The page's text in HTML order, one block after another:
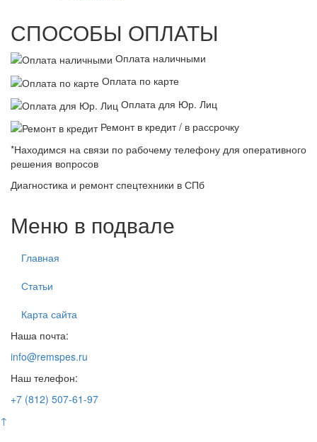
СПОСОБЫ ОПЛАТЫ
Оплата наличными
Оплата по карте
Оплата для Юр. Лиц
Ремонт в кредит / в рассрочку
*Находимся на связи по рабочему телефону для оперативного
решения вопросов
Диагностика и ремонт спецтехники в СПб
Меню в подвале
Главная
Статьи
Карта сайта
Наша почта:
info@remspes.ru
Наш телефон:
+7 (812) 507-61-97
↑